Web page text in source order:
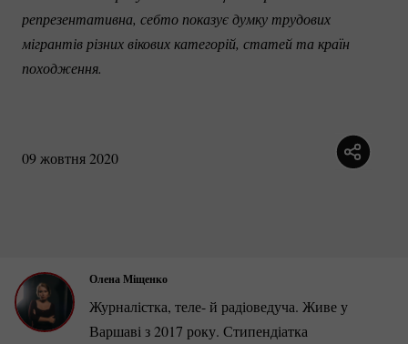
репрезентативна, себто показує думку трудових
мігрантів різних вікових категорій, статей та країн
походження.
09 жовтня 2020
Олена Міщенко
Журналістка, теле- й радіоведуча. Живе у
Варшаві з 2017 року. Стипендіатка